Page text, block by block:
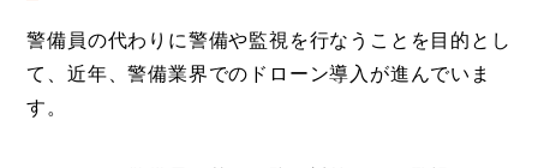
警備員の代わりに警備や監視を行なうことを目的とし
て、近年、警備業界でのドローン導入が進んでいま
す。